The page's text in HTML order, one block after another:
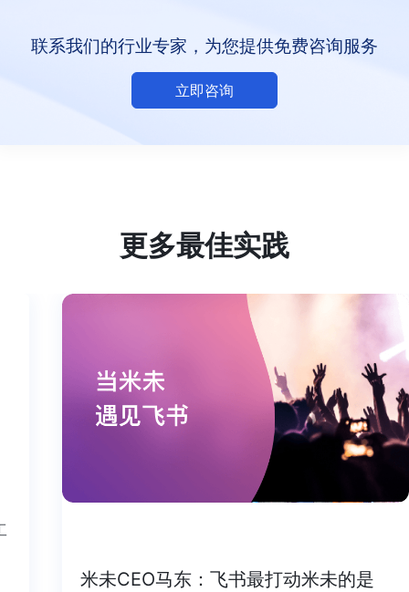
联系我们的行业专家，为您提供免费咨询服务
立即咨询
更多最佳实践
米未CEO马东：飞书最打动米未的是